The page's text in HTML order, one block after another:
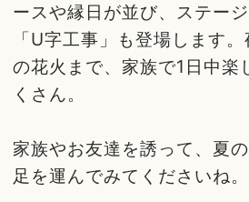
ースや縁日が並び、ステー
「U字工事」も登場します
の花火まで、家族で1日中楽
くさん。
家族やお友達を誘って、夏
足を運んでみてくださいね。